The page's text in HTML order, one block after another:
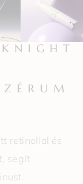
retinollal és
segít